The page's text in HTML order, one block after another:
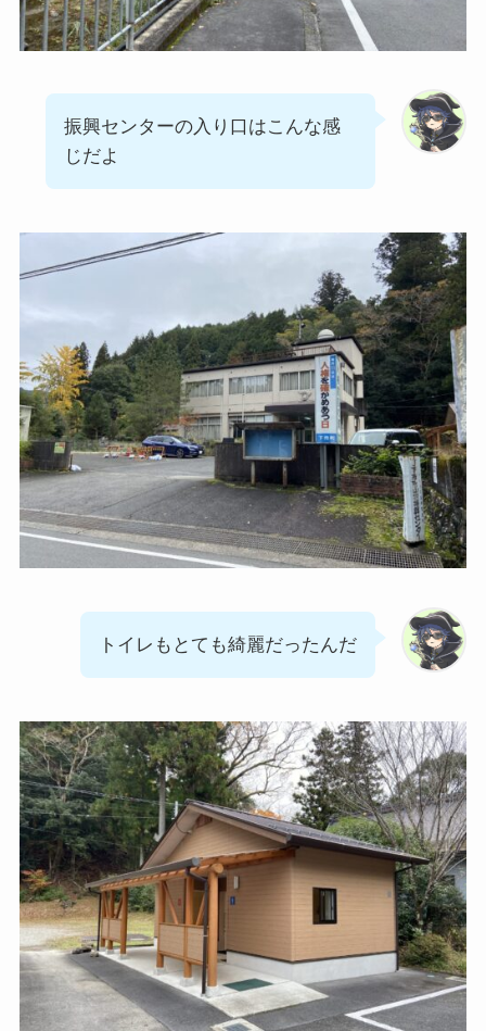
振興センターの入り口はこんな感
じだよ
トイレもとても綺麗だったんだ